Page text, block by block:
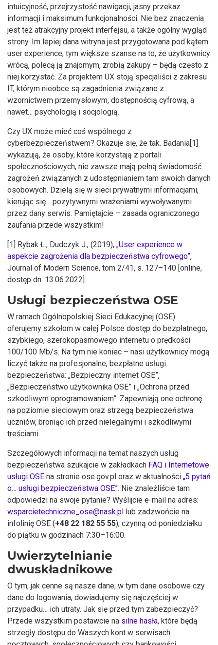
intuicyjność, przejrzystość nawigacji, jasny przekaz
informacji i maksimum funkcjonalności. Nie bez znaczenia
jest też atrakcyjny projekt interfejsu, a także ogólny wygląd
strony. Im lepiej dana witryna jest przygotowana pod kątem
user experience, tym większe szanse na to, że użytkownicy
wrócą, polecą ją znajomym, zrobią zakupy – będą często z
niej korzystać. Za projektem UX stoją specjaliści z zakresu
IT, którym nieobce są zagadnienia związane z
wzornictwem przemysłowym, dostępnością cyfrową, a
nawet… psychologią i socjologią.
Czy UX może mieć coś wspólnego z
cyberbezpieczeństwem? Okazuje się, że tak. Badania[1]
wykazują, że osoby, które korzystają z portali
społecznościowych, nie zawsze mają pełną świadomość
zagrożeń związanych z udostępnianiem tam swoich danych
osobowych. Dzielą się w sieci prywatnymi informacjami,
kierując się… pozytywnymi wrażeniami wywoływanymi
przez dany serwis. Pamiętajcie – zasada ograniczonego
zaufania przede wszystkim!
[1] Rybak Ł., Dudczyk J., (2019), „User experience w
aspekcie zagrożenia dla bezpieczeństwa cyfrowego”,
Journal of Modern Science, tom 2/41, s. 127–140 [online,
dostęp dn. 13.06.2022].
Usługi bezpieczeństwa OSE
W ramach Ogólnopolskiej Sieci Edukacyjnej (OSE)
oferujemy szkołom w całej Polsce dostęp do bezpłatnego,
szybkiego, szerokopasmowego internetu o prędkości
100/100 Mb/s. Na tym nie koniec – nasi użytkownicy mogą
liczyć także na profesjonalne, bezpłatne usługi
bezpieczeństwa: „Bezpieczny internet OSE”,
„Bezpieczeństwo użytkownika OSE” i „Ochrona przed
szkodliwym oprogramowaniem”. Zapewniają one ochronę
na poziomie sieciowym oraz strzegą bezpieczeństwa
uczniów, broniąc ich przed nielegalnymi i szkodliwymi
treściami.
Szczegółowych informacji na temat naszych usług
bezpieczeństwa szukajcie w zakładkach FAQ i Internetowe
usługi OSE na stronie ose.gov.pl oraz w aktualności „5 pytań
o… usługi bezpieczeństwa OSE”. Nie znaleźliście tam
odpowiedzi na swoje pytanie? Wyślijcie e-mail na adres:
wsparcietechniczne_ose@nask.pl lub zadzwońcie na
infolinię OSE (+48 22 182 55 55), czynną od poniedziałku
do piątku w godzinach 7:30–16:00.
Uwierzytelnianie
dwuskładnikowe
O tym, jak cenne są nasze dane, w tym dane osobowe czy
dane do logowania, dowiadujemy się najczęściej w
przypadku… ich utraty. Jak się przed tym zabezpieczyć?
Przede wszystkim postawcie na silne hasła, które będą
strzegły dostępu do Waszych kont w serwisach